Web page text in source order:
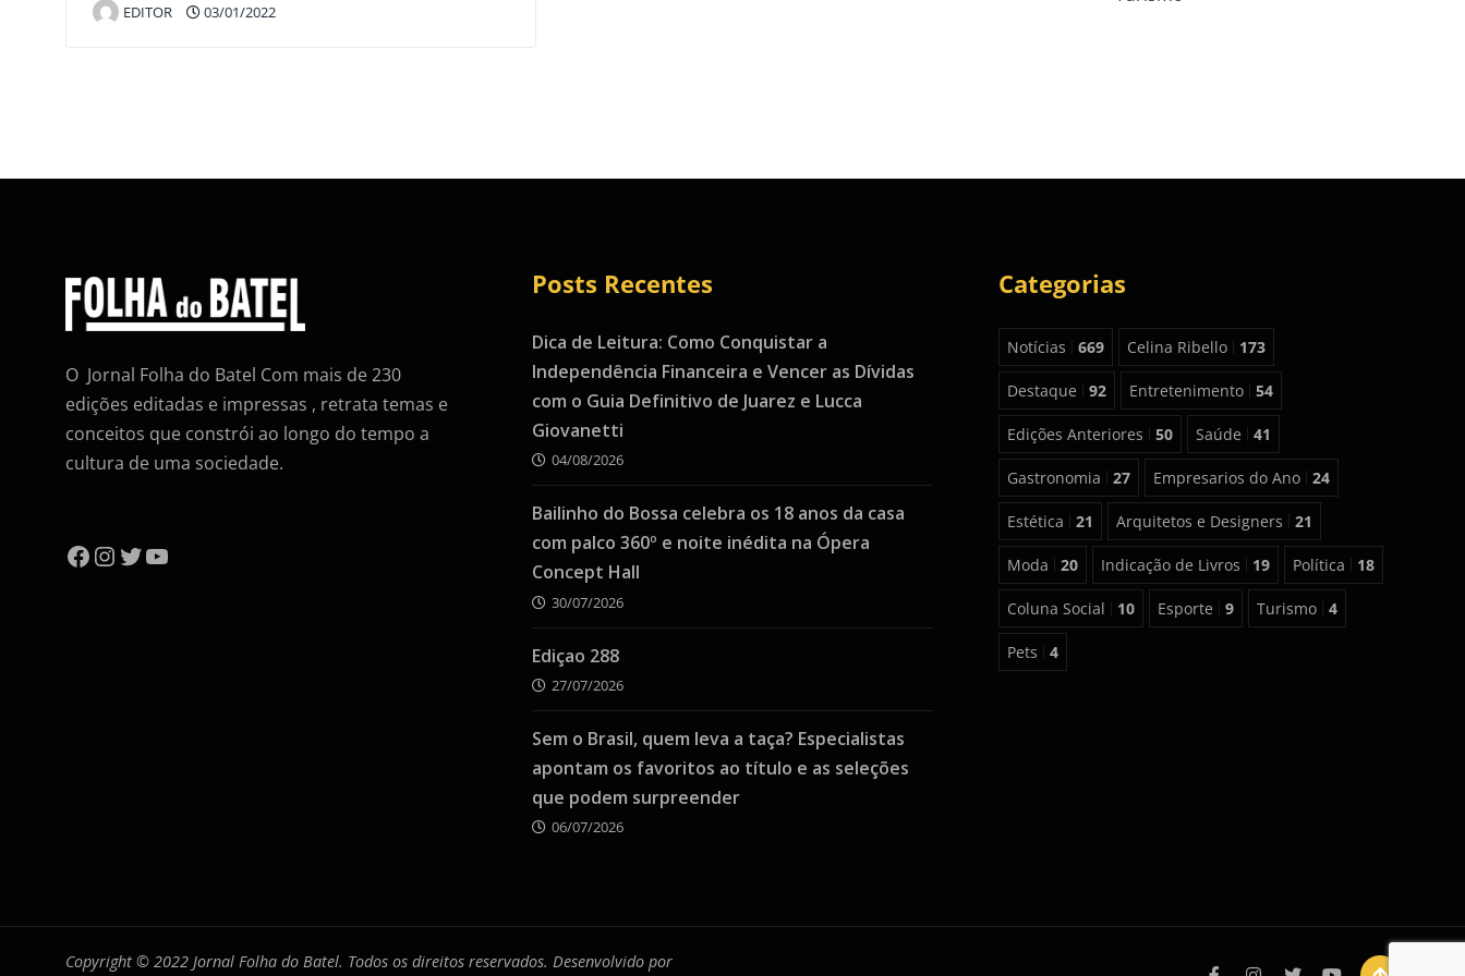
EDITOR 03/01/2022
O Jornal Folha do Batel Com mais de 230
edições editadas e impressas , retrata temas e
conceitos que constrói ao longo do tempo a
cultura de uma sociedade.
Facebook
Instagram
Twitter
YouTube
Posts Recentes
Dica de Leitura: Como Conquistar a
Independência Financeira e Vencer as Dívidas
com o Guia Definitivo de Juarez e Lucca
Giovanetti
04/08/2026
Bailinho do Bossa celebra os 18 anos da casa
com palco 360º e noite inédita na Ópera
Concept Hall
30/07/2026
Ediçao 288
27/07/2026
Sem o Brasil, quem leva a taça? Especialistas
apontam os favoritos ao título e as seleções
que podem surpreender
06/07/2026
Categorias
Notícias 669 Celina Ribello 173
Destaque 92 Entretenimento 54
Edições Anteriores 50 Saúde 41
Gastronomia 27 Empresarios do Ano 24
Estética 21 Arquitetos e Designers 21
Moda 20 Indicação de Livros 19 Política 18
Coluna Social 10 Esporte 9 Turismo 4
Pets 4
Copyright © 2022 Jornal Folha do Batel. Todos os direitos reservados. Desenvolvido por